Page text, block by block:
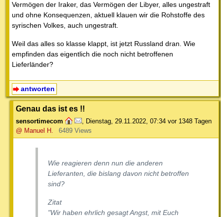
Vermögen der Iraker, das Vermögen der Libyer, alles ungestraft
und ohne Konsequenzen, aktuell klauen wir die Rohstoffe des
syrischen Volkes, auch ungestraft.
Weil das alles so klasse klappt, ist jetzt Russland dran. Wie
empfinden das eigentlich die noch nicht betroffenen
Lieferländer?
antworten
Genau das ist es !!
sensortimecom Dienstag, 29.11.2022, 07:34 vor 1348 Tagen
@ Manuel H.
6489 Views
Wie reagieren denn nun die anderen
Lieferanten, die bislang davon nicht betroffen
sind?
Zitat
"Wir haben ehrlich gesagt Angst, mit Euch